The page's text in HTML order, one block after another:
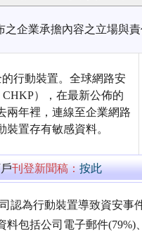
之企業承擔內容之立場與
行動裝置。全球網路安
），在最新公佈的
兩年裡，連線至企業網路
置存有敏感資料。
刊登新聞稿：按此
認為行動裝置導致資安事
包括公司電子郵件(79%)